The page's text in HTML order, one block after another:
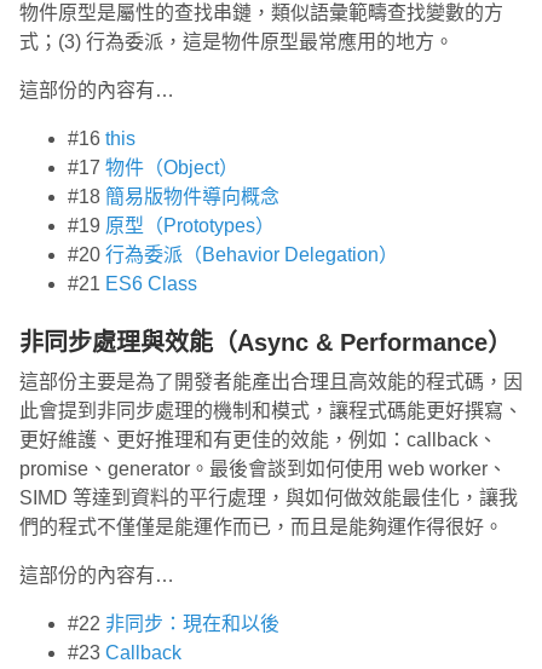
物件原型是屬性的查找串鏈，類似語彙範疇查找變數的方
式；(3) 行為委派，這是物件原型最常應用的地方。
這部份的內容有…
#16 this
#17 物件（Object）
#18 簡易版物件導向概念
#19 原型（Prototypes）
#20 行為委派（Behavior Delegation）
#21 ES6 Class
非同步處理與效能（Async & Performance）
這部份主要是為了開發者能產出合理且高效能的程式碼，因
此會提到非同步處理的機制和模式，讓程式碼能更好撰寫、
更好維護、更好推理和有更佳的效能，例如：callback、
promise、generator。最後會談到如何使用 web worker、
SIMD 等達到資料的平行處理，與如何做效能最佳化，讓我
們的程式不僅僅是能運作而已，而且是能夠運作得很好。
這部份的內容有…
#22 非同步：現在和以後
#23 Callback